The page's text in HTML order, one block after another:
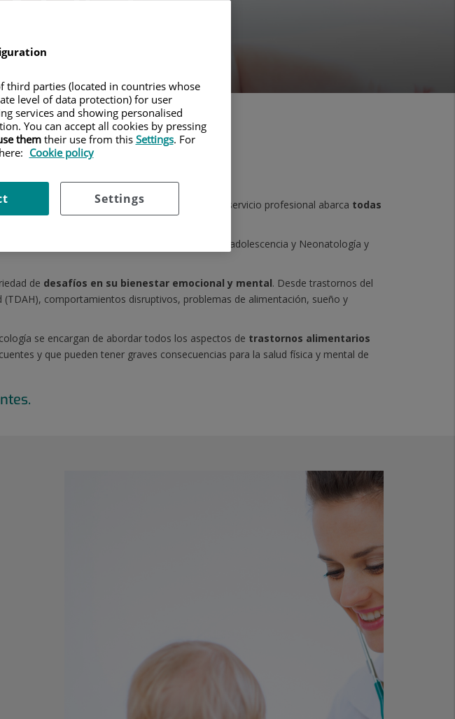
Ruber Internacional!
de ejercicio en la sanidad privada. Nuestro servicio profesional abarca todas
de los niños.
Gastroenterología, Nefrología, Medicina de la adolescencia y Neonatología y
de desafíos en su bienestar emocional y mental. Desde trastornos del
comportamientos disruptivos, problemas de alimentación, sueño y
se encargan de abordar todos los aspectos de trastornos alimentarios
y que pueden tener graves consecuencias para la salud física y mental de
third parties (located in countries whose
level of data protection) for user
services and showing personalised
You can accept all cookies by pressing
themtheir use from this Settings. For
Cookie policy
Settings